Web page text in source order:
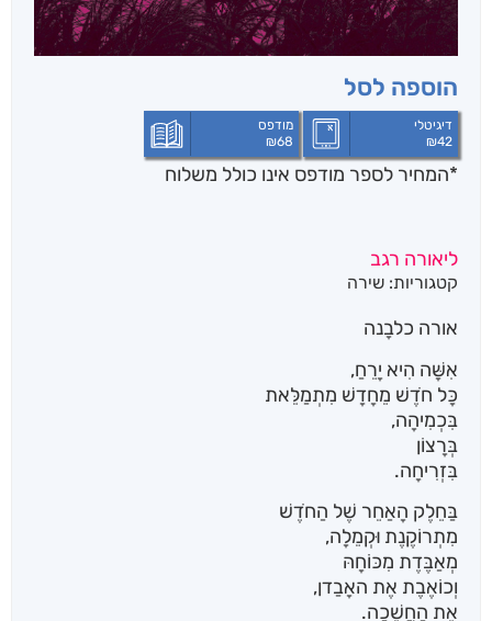
הוספה לסל
דיגיטלי
₪42
מודפס
₪68
*המחיר לספר מודפס אינו כולל משלוח
ליאורה רגב
קטגוריות: שירה
אורה כלבָנה
אִשָּׁה הִיא יָרֵחַ,
כָּל חֹדֶשׁ מֵחָדָשׁ מִתְמַלֵּאת
בִּכְמִיהָה,
בְּרָצוֹן
בִּזְרִיחָה.
בַּחֵלֶק הָאַחֵר שֶׁל הַחֹדֶשׁ
מִתְרוֹקֶנֶת וּקְמֵלָה,
מְאַבֶּדֶת מִכּוֹחָהּ
וְכוֹאֶבֶת אֶת האָבַדן,
אֶת הַחֲשֵׁכָה.